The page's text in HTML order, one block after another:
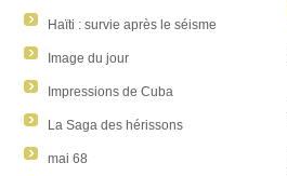
Haïti : survie après le séisme
Image du jour
Impressions de Cuba
La Saga des hérissons
mai 68